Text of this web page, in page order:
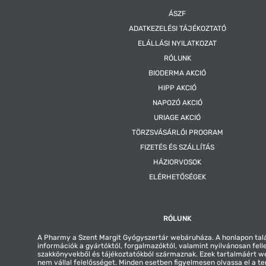
Ha elfelejtette bevenni a Bolus adstringens
Ha gyógyszerét elfelejtette bevenni, mielőbb
kimaradt adagot. Ha már a következő adag
Ha idő előtt abbahagyja a Bolus adstringens
Amennyiben a tervezettnél hamarabb abbahagyja
következménye, csak a betegség tünetei térnek
gyomor- és bélpanaszai fokozódhatnak.
Ha bármilyen további kérdése van a gyógyszer
alkalmazásával kapcsolatban, kérdezze meg
4. Lehetséges mellékhatások
mellékhatásokat, amelyek azonban nem
Mellékhatások bejelentése
ÁSZF
ADATKEZELÉSI TÁJÉKOZTATÓ
ELÁLLÁSI NYILATKOZAT
RÓLUNK
BIODERMA AKCIÓ
HIPP AKCIÓ
NAPOZÓ AKCIÓ
URIAGE AKCIÓ
TÖRZSVÁSÁRLÓI PROGRAM
FIZETÉS ÉS SZÁLLÍTÁS
HÁZIORVOSOK
ELÉRHETŐSÉGEK
RÓLUNK
A Pharmy a Szent Margit Gyógyszertár webáruháza. A honlapon
információk a gyártóktól, forgalmazóktól, valamint nyilvánosan
szakkönyvekből és tájékoztatókból származnak. Ezek tartalmáért
nem vállal felelősséget. Minden esetben figyelmesen olvassa el a